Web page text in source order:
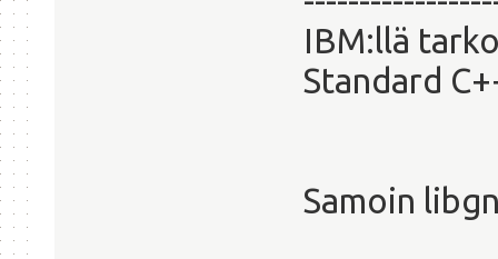
IBM:llä
Standard
Samoin